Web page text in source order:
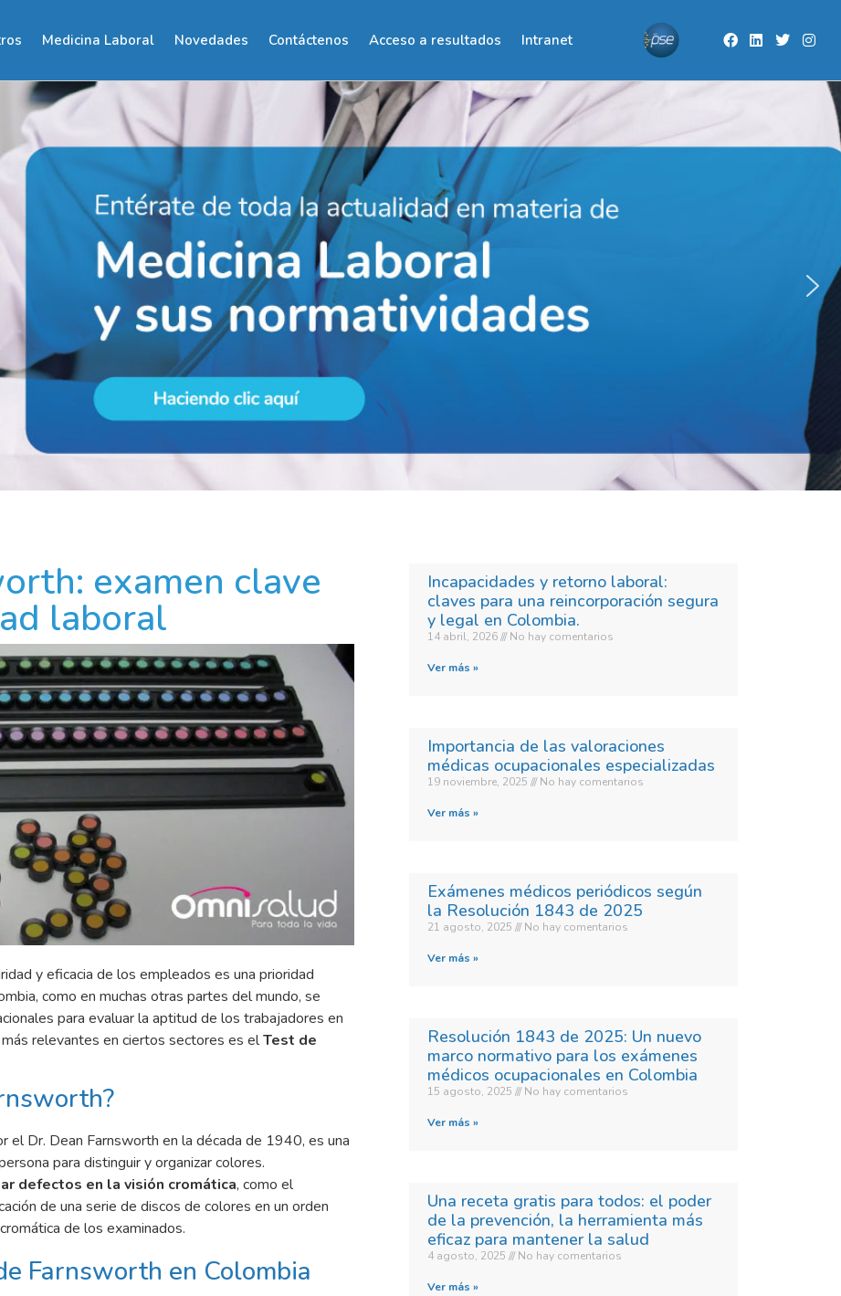
Medicina Laboral Novedades Contáctenos Acceso a resultados Intranet
examen clave
laboral
y eficacia de los empleados es una prioridad
como en muchas otras partes del mundo, se
para evaluar la aptitud de los trabajadores en
relevantes en ciertos sectores es elTest de
el Dr. Dean Farnsworth en la década de 1940, es una
para distinguir y organizar colores.
defectos en la visión cromática, como el
de una serie de discos de colores en un orden
de los examinados.
Farnsworth en Colombia
Incapacidades y retorno laboral:
claves para una reincorporación segura
y legal en Colombia.​
14 abril, 2026 No hay comentarios
Ver más »
Importancia de las valoraciones
médicas ocupacionales especializadas
19 noviembre, 2025 No hay comentarios
Ver más »
Exámenes médicos periódicos según
la Resolución 1843 de 2025
21 agosto, 2025 No hay comentarios
Ver más »
Resolución 1843 de 2025: Un nuevo
marco normativo para los exámenes
médicos ocupacionales en Colombia
15 agosto, 2025 No hay comentarios
Ver más »
Una receta gratis para todos: el poder
de la prevención, la herramienta más
eficaz para mantener la salud
4 agosto, 2025 No hay comentarios
Ver más »